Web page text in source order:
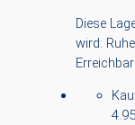
Diese
wird: